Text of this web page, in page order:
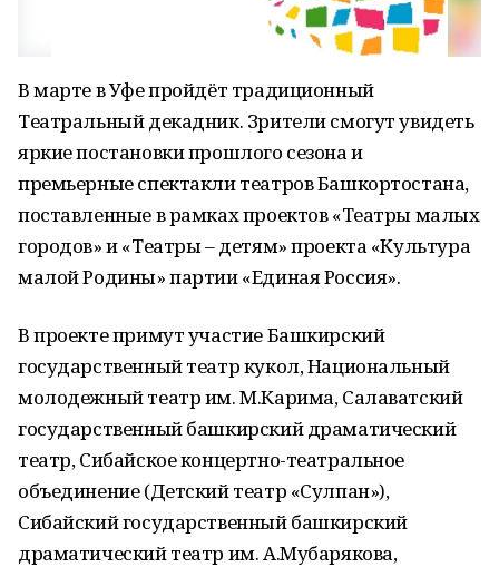
В марте в Уфе пройдёт традиционный
Театральный декадник. Зрители смогут увидеть
яркие постановки прошлого сезона и
премьерные спектакли театров Башкортостана,
поставленные в рамках проектов «Театры малых
городов» и «Театры – детям» проекта «Культура
малой Родины» партии «Единая Россия».
В проекте примут участие Башкирский
государственный театр кукол, Национальный
молодежный театр им. М.Карима, Салаватский
государственный башкирский драматический
театр, Сибайское концертно-театральное
объединение (Детский театр «Сулпан»),
Сибайский государственный башкирский
драматический театр им. А.Мубарякова,